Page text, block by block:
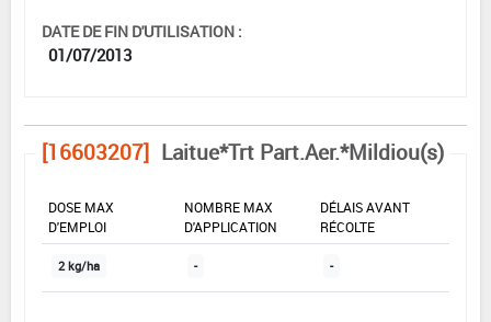
DATE DE FIN D'UTILISATION :
01/07/2013
[16603207] Laitue*Trt Part.Aer.*Mildiou(s)
DOSE MAX
D'EMPLOI
NOMBRE MAX
D'APPLICATION
DÉLAIS AVANT
RÉCOLTE
2 kg/ha - -